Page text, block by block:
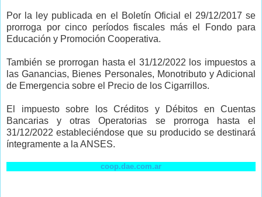
Por la ley publicada en el Boletín Oficial el 29/12/2017 se
prorroga por cinco períodos fiscales más el
Fondo para
Educación y Promoción Cooperativa.
También se prorrogan hasta el 31/12/2022 los impuestos a
las Ganancias, Bienes Personales, Monotributo y Adicional
de Emergencia sobre el Precio de los Cigarrillos.
El impuesto sobre los Créditos y Débitos en Cuentas
Bancarias y otras Operatorias se prorroga hasta el
31/12/2022 estableciéndose que su producido se destinará
íntegramente a la ANSES.
coop.dae.com.ar